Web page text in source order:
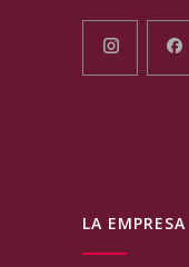
LA EMPRESA